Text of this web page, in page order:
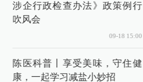
涉企行政检查办法》政策例行
吹风会
09-18 15:00
陈医科普丨享受美味，守住健
康，一起学习减盐小妙招